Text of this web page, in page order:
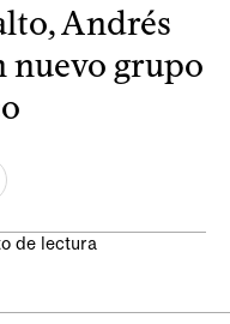
Andrés
nuevo grupo
de lectura